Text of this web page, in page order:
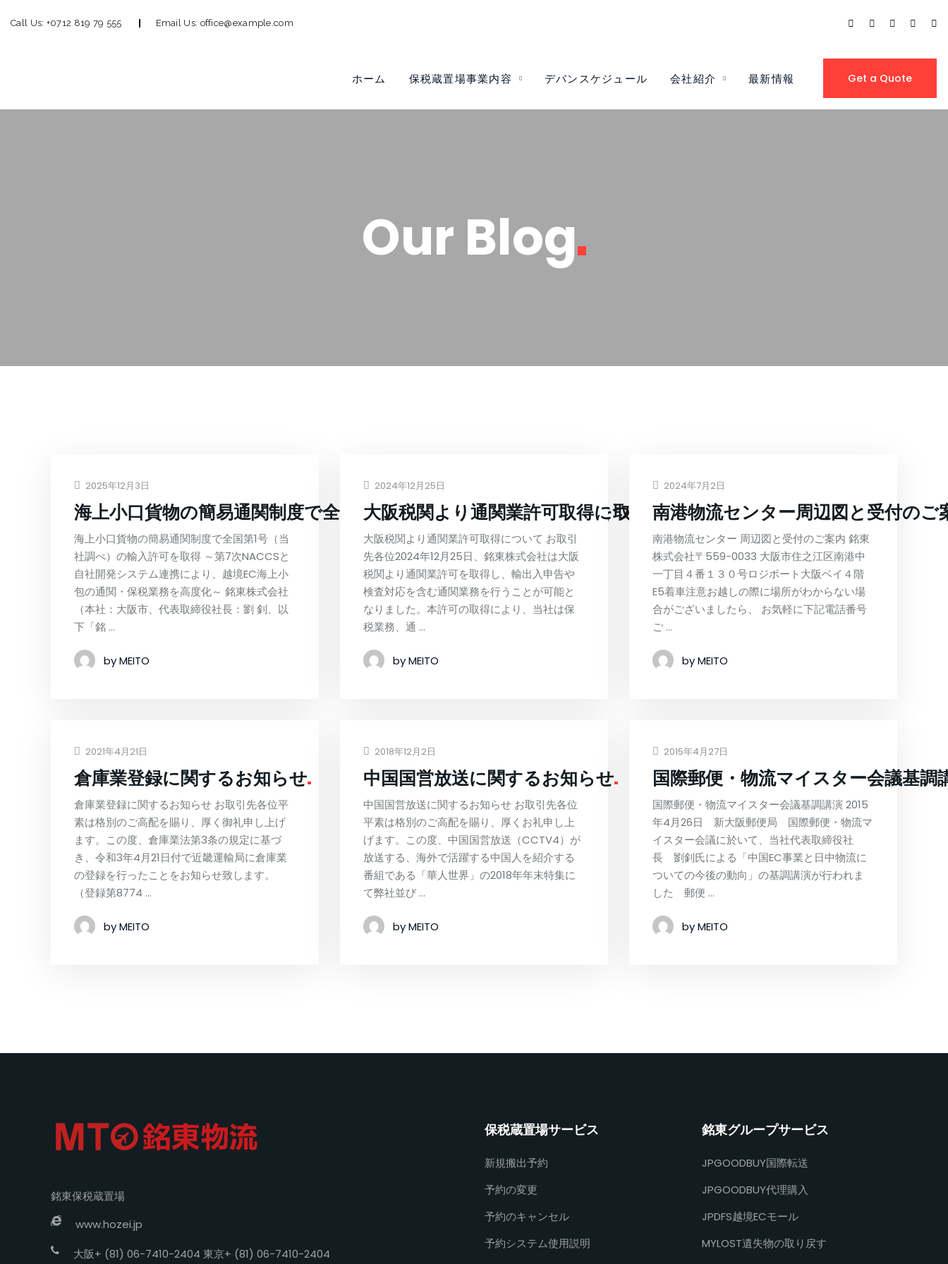
Call Us: +0712 819 79 555 Email Us: office@example.com
ホーム 保税蔵置場事業内容 デバンスケジュール 会社紹介 最新情報 Get a Quote
Our Blog
2025年12月3日
海上小口貨物の簡易通関制度で全国第1号（当社調べ）の輸入許可を取得
海上小口貨物の簡易通関制度で全国第1号（当
社調べ）の輸入許可を取得 ～第7次NACCSと
自社開発システム連携により、越境EC海上小
包の通関・保税業務を高度化～ 銘東株式会社
（本社：大阪市、代表取締役社長：劉 釗、以
下「銘 …
by MEITO
2024年12月25日
大阪税関より通関業許可取得について
大阪税関より通関業許可取得について お取引
先各位2024年12月25日、銘東株式会社は大阪
税関より通関業許可を取得し、輸出入申告や
検査対応を含む通関業務を行うことが可能と
なりました。本許可の取得により、当社は保
税業務、通 …
by MEITO
2024年7月2日
南港物流センター周辺図と受付のご
南港物流センター 周辺図と受付のご案内 銘東
株式会社〒559-0033 大阪市住之江区南港中
一丁目４番１３０号ロジポート大阪ベイ４階
E5着車注意お越しの際に場所がわからない場
合がございましたら、 お気軽に下記電話番号
ご …
by MEITO
2021年4月21日
倉庫業登録に関するお知らせ
倉庫業登録に関するお知らせ お取引先各位平
素は格別のご高配を賜り、厚く御礼申し上げ
ます。この度、倉庫業法第3条の規定に基づ
き、令和3年4月21日付で近畿運輸局に倉庫業
の登録を行ったことをお知らせ致します。
（登録第8774 …
by MEITO
2018年12月2日
中国国営放送に関するお知らせ
中国国営放送に関するお知らせ お取引先各位
平素は格別のご高配を賜り、厚くお礼申し上
げます。この度、中国国営放送（CCTV4）が
放送する、海外で活躍する中国人を紹介する
番組である「華人世界」の2018年年末特集に
て弊社並び …
by MEITO
2015年4月27日
国際郵便・物流マイスター会議基調
国際郵便・物流マイスター会議基調講演 2015
年4月26日 新大阪郵便局 国際郵便・物流マ
イスター会議に於いて、当社代表取締役社
長 劉釗氏による「中国EC事業と日中物流に
ついての今後の動向」の基調講演が行われま
した 郵便 …
by MEITO
銘東保税蔵置場
www.hozei.jp
大阪+ (81) 06-7410-2404 東京+ (81) 06-7410-2404
保税蔵置場サービス
新規搬出予約
予約の変更
予約のキャンセル
予約システム使用説明
銘東グループサービス
JPGOODBUY国際転送
JPGOODBUY代理購入
JPDFS越境ECモール
MYLOST遺失物の取り戻す